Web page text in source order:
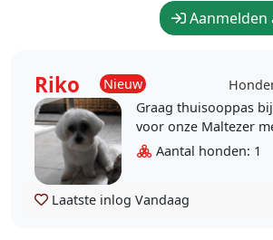
Riko Nieuw
Graag thuisooppas
voor onze Maltezer
indienen nodig
Aantal honden: 1
Laatste inlog Vandaag